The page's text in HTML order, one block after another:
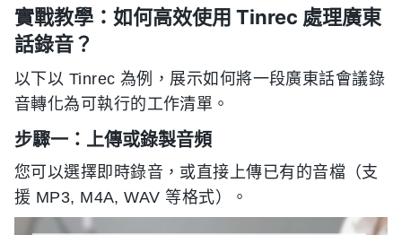
實戰教學：如何高效使用 Tinrec 處理廣東
話錄音？
以下以 Tinrec 為例，展示如何將一段廣東話會議錄
音轉化為可執行的工作清單。
步驟一：上傳或錄製音頻
您可以選擇即時錄音，或直接上傳已有的音檔（支
援 MP3, M4A, WAV 等格式）。